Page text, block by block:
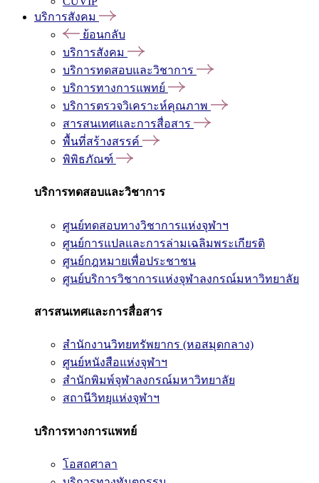
บริการสังคม
ย้อนกลับ
บริการสังคม
บริการทดสอบและวิชาการ
บริการทางการแพทย์
บริการตรวจวิเคราะห์คุณภาพ
สารสนเทศและการสื่อสาร
พื้นที่สร้างสรรค์
พิพิธภัณฑ์
บริการทดสอบและวิชาการ
ศูนย์ทดสอบทางวิชาการแห่งจุฬาฯ
ศูนย์การแปลและการล่ามเฉลิมพระเกียรติ
ศูนย์กฎหมายเพื่อประชาชน
ศูนย์บริการวิชาการแห่งจุฬาลงกรณ์มหาวิทยาลัย
สารสนเทศและการสื่อสาร
สำนักงานวิทยทรัพยากร (หอสมุดกลาง)
ศูนย์หนังสือแห่งจุฬาฯ
สำนักพิมพ์จุฬาลงกรณ์มหาวิทยาลัย
สถานีวิทยุแห่งจุฬาฯ
บริการทางการแพทย์
โอสถศาลา